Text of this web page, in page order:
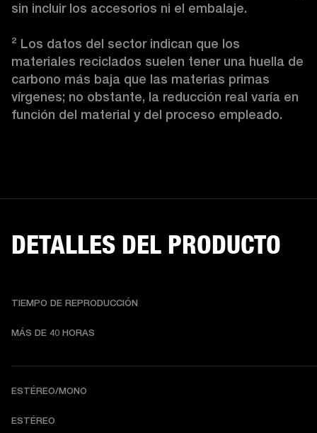
sin incluir los accesorios ni el embalaje.
² Los datos del sector indican que los
materiales reciclados suelen tener una huella de
carbono más baja que las materias primas
vírgenes; no obstante, la reducción real varía en
función del material y del proceso empleado.
DETALLES DEL PRODUCTO
TIEMPO DE REPRODUCCIÓN
MÁS DE 40 HORAS
ESTÉREO/MONO
ESTÉREO